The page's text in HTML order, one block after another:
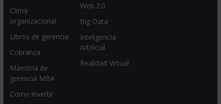
Clima
organizacional
Libros de gerencia
Cobranza
Maestría de
gerencia MBA
Como invertir
Web 2.0
Big Data
Inteligencia
Artificial
Realidad Virtual